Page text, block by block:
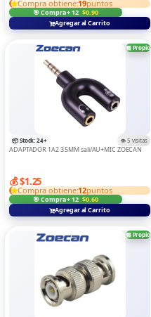
Compra obtiene:19puntos
🎯 Compra + 12 $0.90
Agregar al Carrito
🏪 Propio
📦 Stock: 24+ 👁️ 5 visitas
ADAPTADOR 1A2 3.5MM sali/AU+MIC ZOECAN
💰 $1.25
Compra obtiene:12puntos
🎯 Compra + 12 $0.60
Agregar al Carrito
🏪 Propio